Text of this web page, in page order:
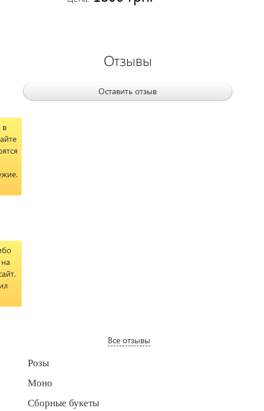
Отзывы
Оставить отзыв
в
Все отзывы
Розы
Моно
Сборные букеты